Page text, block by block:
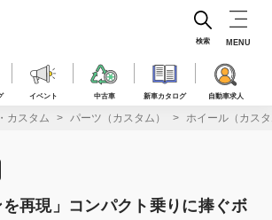
イベント 中古車 新車カタログ 自動車求人
検索 MENU
カスタム パーツ（カスタム） ホイール（カス
を再現」コンパクト乗りに捧ぐボ